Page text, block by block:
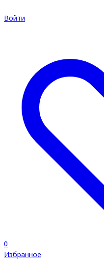
Войти
0
Избранное